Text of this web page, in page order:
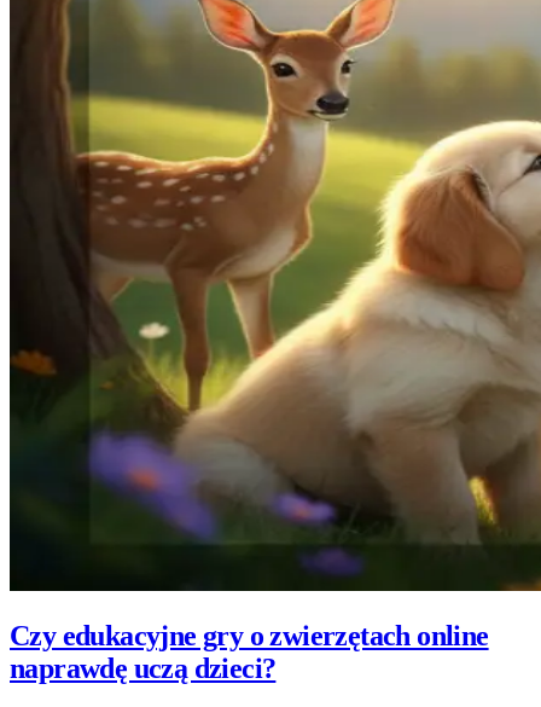
Czy edukacyjne gry o zwierzętach online
naprawdę uczą dzieci?